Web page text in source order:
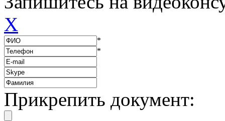
X
*
*
Прикрепить документ: